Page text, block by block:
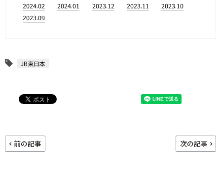
2024.02
2024.01 2023.12 2023.11
2023.10
2023.09
JR東日本
前の記事 次の記事